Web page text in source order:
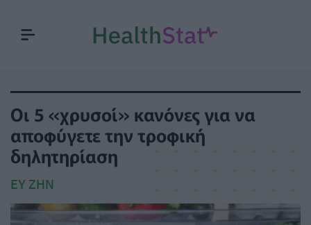
Οι 5 «χρυσοί» κανόνες για να
αποφύγετε την τροφική
δηλητηρίαση
ΕΥ ΖΗΝ